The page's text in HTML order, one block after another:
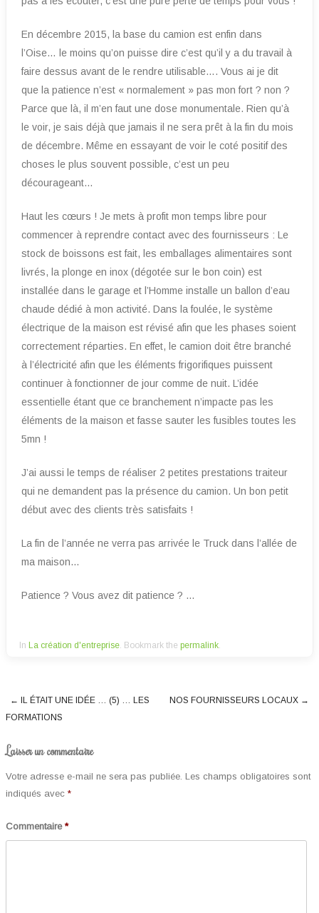
En décembre 2015, la base du camion est enfin dans
l’Oise… le moins qu’on puisse dire c’est qu’il y a du travail à
faire dessus avant de le rendre utilisable…. Vous ai je dit
que la patience n’est « normalement » pas mon fort ? non ?
Parce que là, il m’en faut une dose monumentale. Rien qu’à
le voir, je sais déjà que jamais il ne sera prêt à la fin du mois
de décembre. Même en essayant de voir le coté positif des
choses le plus souvent possible, c’est un peu
décourageant…
Haut les cœurs ! Je mets à profit mon temps libre pour
commencer à reprendre contact avec des fournisseurs : Le
stock de boissons est fait, les emballages alimentaires sont
livrés, la plonge en inox (dégotée sur le bon coin) est
installée dans le garage et l’Homme installe un ballon d’eau
chaude dédié à mon activité. Dans la foulée, le système
électrique de la maison est révisé afin que les phases soient
correctement réparties. En effet, le camion doit être branché
à l’électricité afin que les éléments frigorifiques puissent
continuer à fonctionner de jour comme de nuit. L’idée
essentielle étant que ce branchement n’impacte pas les
éléments de la maison et fasse sauter les fusibles toutes les
5mn !
J’ai aussi le temps de réaliser 2 petites prestations traiteur
qui ne demandent pas la présence du camion. Un bon petit
début avec des clients très satisfaits !
La fin de l’année ne verra pas arrivée le Truck dans l’allée de
ma maison…
Patience ? Vous avez dit patience ? …
In La création d'entreprise. Bookmark the permalink.
Post navigation
←
IL ÉTAIT UNE IDÉE … (5) … LES
FORMATIONS
NOS FOURNISSEURS LOCAUX →
Laisser un commentaire
Votre adresse e-mail ne sera pas publiée. Les champs obligatoires sont
indiqués avec *
Commentaire *